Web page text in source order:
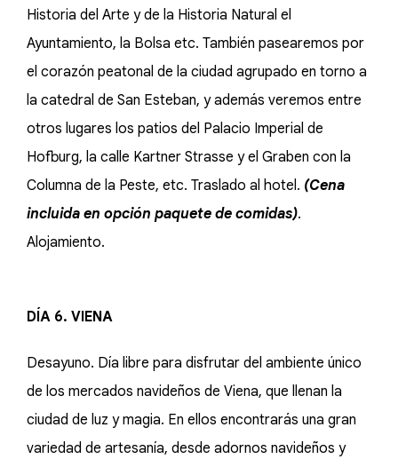
Historia del Arte y de la Historia Natural el
Ayuntamiento, la Bolsa etc. También pasearemos por
el corazón peatonal de la ciudad agrupado en torno a
la catedral de San Esteban, y además veremos entre
otros lugares los patios del Palacio Imperial de
Hofburg, la calle Kartner Strasse y el Graben con la
Columna de la Peste, etc. Traslado al hotel. (Cena
incluida en opción paquete de comidas).
Alojamiento.
DÍA 6. VIENA
Desayuno. Día libre para disfrutar del ambiente único
de los mercados navideños de Viena, que llenan la
ciudad de luz y magia. En ellos encontrarás una gran
variedad de artesanía, desde adornos navideños y